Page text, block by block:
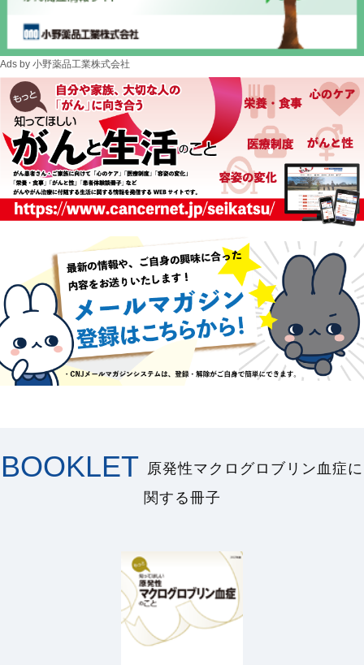
Ads by 小野薬品工業株式会社
BOOKLET 原発性マクログロブリン血症に
関する冊子